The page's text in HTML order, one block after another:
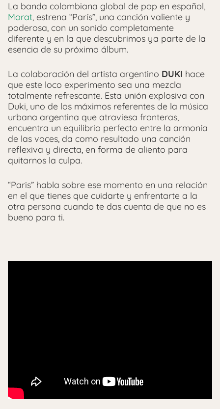
La banda colombiana global de pop en español,
Morat, estrena “París”, una canción valiente y
poderosa, con un sonido completamente
diferente y en la que descubrimos ya parte de la
esencia de su próximo álbum.
La colaboración del artista argentino DUKI hace
que este loco experimento sea una mezcla
totalmente refrescante. Esta unión explosiva con
Duki, uno de los máximos referentes de la música
urbana argentina que atraviesa fronteras,
encuentra un equilibrio perfecto entre la armonía
de las voces, da como resultado una canción
reflexiva y directa, en forma de aliento para
quitarnos la culpa.
“Paris” habla sobre ese momento en una relación
en el que tienes que cuidarte y enfrentarte a la
otra persona cuando te das cuenta de que no es
bueno para ti.